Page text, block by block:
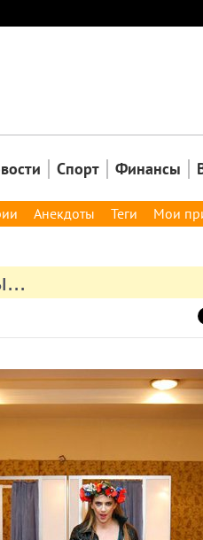
Спорт Финансы
Анекдоты Теги Мои